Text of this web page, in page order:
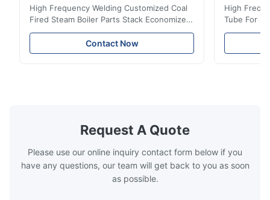
High Frequency Welding Customized Coal
Fired Steam Boiler Parts Stack Economizer
Coil Boiler economizer Boiler Economizer is
the energy improving device that helps to
reduce the cost of operation by saving the
boilers is generally in the temperature
range of 200°C – 250°C, so there
Contact Now
High
Tube For
reduce the
Request A Quote
Please use our online inquiry contact form below if you
have any questions, our team will get back to you as soon
as possible.